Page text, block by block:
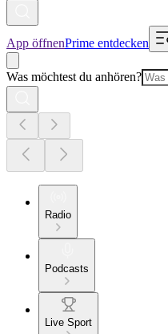
App öffnenPrime entdecken
Was möchtest du anhören?
Radio
Podcasts
Live Sport